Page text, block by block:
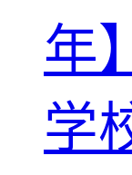
年
学